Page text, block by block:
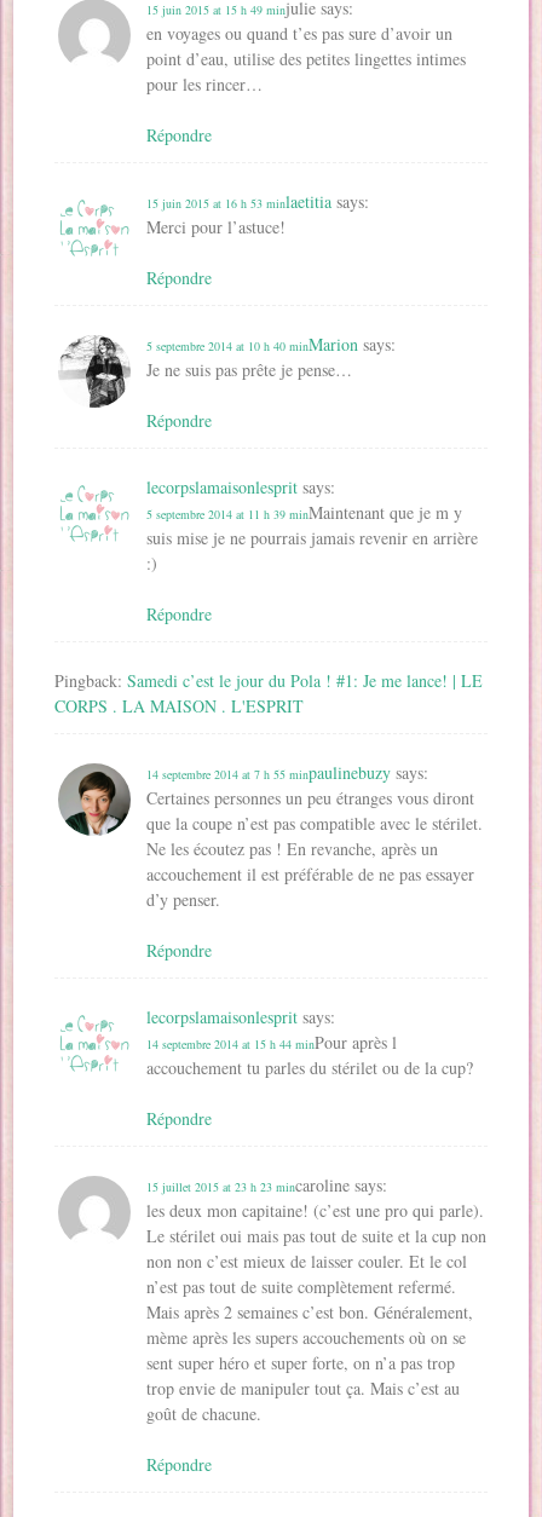
julie says:
15 juin 2015 at 15 h 49 min
en voyages ou quand t’es pas sure d’avoir un
point d’eau, utilise des petites lingettes intimes
pour les rincer…
Répondre
laetitia says:
15 juin 2015 at 16 h 53 min
Merci pour l’astuce!
Répondre
Marion says:
5 septembre 2014 at 10 h 40 min
Je ne suis pas prête je pense…
Répondre
lecorpslamaisonlesprit says:
5 septembre 2014 at 11 h 39 minMaintenant que je m y
suis mise je ne pourrais jamais revenir en arrière
:)
Répondre
Pingback:Samedi c’est le jour du Pola ! #1: Je me lance! | LE
CORPS . LA MAISON . L'ESPRIT
paulinebuzy says:
14 septembre 2014 at 7 h 55 min
Certaines personnes un peu étranges vous diront
que la coupe n’est pas compatible avec le stérilet.
Ne les écoutez pas ! En revanche, après un
accouchement il est préférable de ne pas essayer
d’y penser.
Répondre
lecorpslamaisonlesprit says:
14 septembre 2014 at 15 h 44 minPour après l
accouchement tu parles du stérilet ou de la cup?
Répondre
caroline says:
15 juillet 2015 at 23 h 23 min
les deux mon capitaine! (c’est une pro qui parle).
Le stérilet oui mais pas tout de suite et la cup non
non non c’est mieux de laisser couler. Et le col
n’est pas tout de suite complètement refermé.
Mais après 2 semaines c’est bon. Généralement,
mème après les supers accouchements où on se
sent super héro et super forte, on n’a pas trop
trop envie de manipuler tout ça. Mais c’est au
goût de chacune.
Répondre